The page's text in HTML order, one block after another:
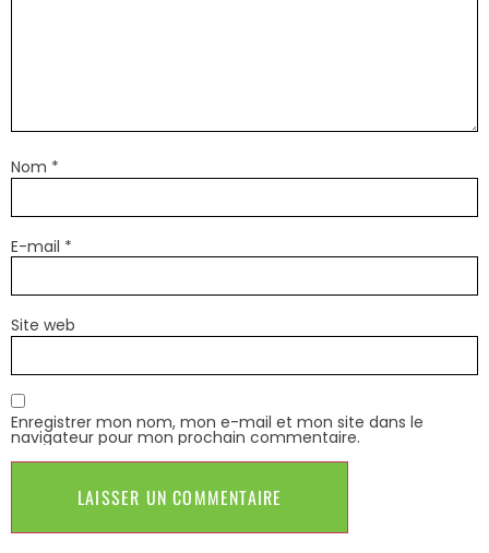
Nom *
E-mail *
Site web
Enregistrer mon nom, mon e-mail et mon site dans le
navigateur pour mon prochain commentaire.